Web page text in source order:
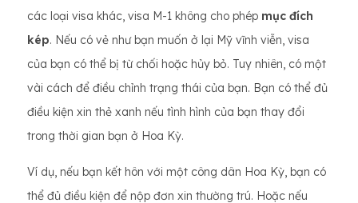
các loại visa khác, visa M-1 không cho phép mục đích
kép. Nếu có vẻ như bạn muốn ở lại Mỹ vĩnh viễn, visa
của bạn có thể bị từ chối hoặc hủy bỏ. Tuy nhiên, có một
vài cách để điều chỉnh trạng thái của bạn. Bạn có thể đủ
điều kiện xin thẻ xanh nếu tình hình của bạn thay đổi
trong thời gian bạn ở Hoa Kỳ.
Ví dụ, nếu bạn kết hôn với một công dân Hoa Kỳ, bạn có
thể đủ điều kiện để nộp đơn xin thường trú. Hoặc nếu